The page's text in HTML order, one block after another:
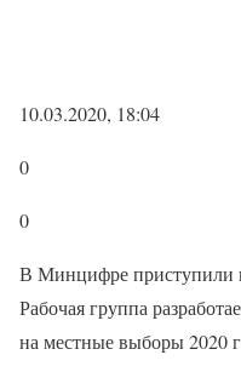
10.03.2020, 18:04
0
0
В Минцифре приступили
Рабочая группа
на местные выборы 2020